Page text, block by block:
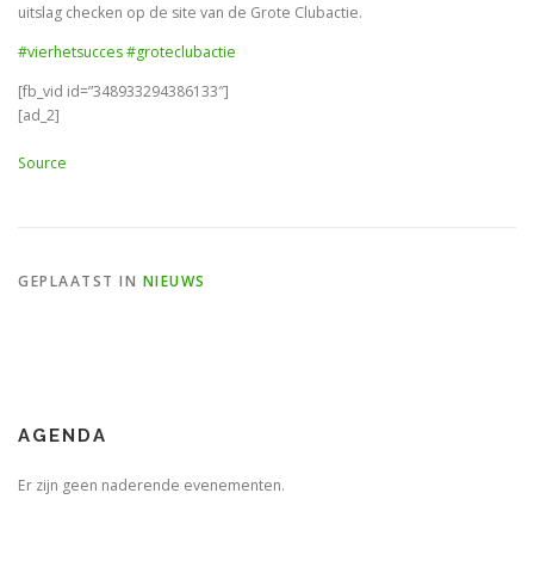
uitslag checken op de site van de Grote Clubactie.
#vierhetsucces#groteclubactie
[fb_vid id=”348933294386133″]
[ad_2]
Source
GEPLAATST IN NIEUWS
AGENDA
Er zijn geen naderende evenementen.